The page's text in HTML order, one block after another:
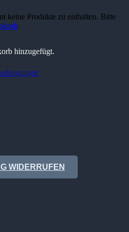
hinzugefügt.
keine Produkte zu enthalten. Bitte
.
WIDERRUFEN